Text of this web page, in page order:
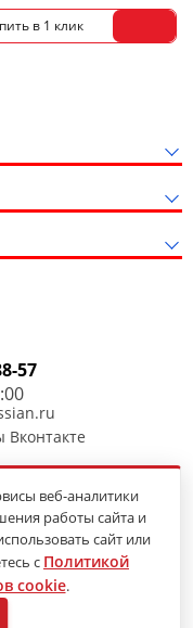
57
—
мебели
веб-аналитики
работы сайта и
сайт или
с Политикой
cookie.